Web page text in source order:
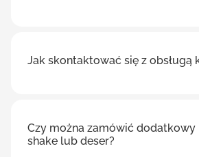
Jak skontaktować się z obsługą
Czy można zamówić dodatkowy
shake lub deser?